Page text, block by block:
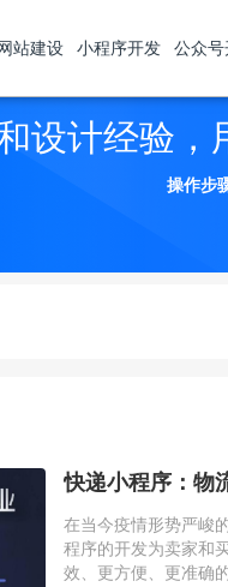
站建设 小程序开发 公众
设计经验
操作步
快递小程序：物
在当今疫情形势严峻
程序的开发为卖家和
效、更方便、更准确